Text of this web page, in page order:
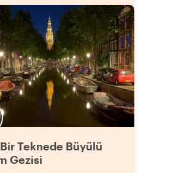
Teknede Büyülü
Gezisi